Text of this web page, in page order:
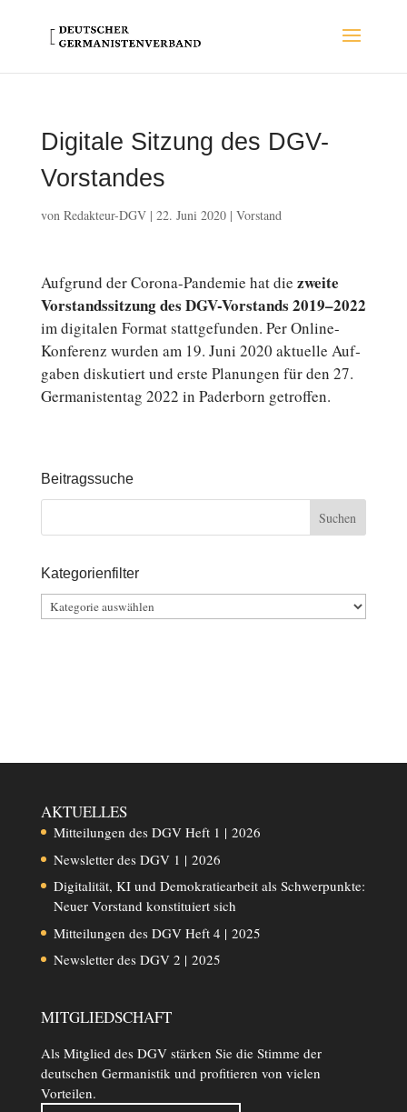
Digitale Sitzung des DGV-
Vorstandes
von Redakteur-DGV| 22. Juni 2020| Vorstand
Auf­grund der Corona-Pandemie hat die zweite
Vor­stands­sit­zung des DGV-Vorstands 2019–2022
im di­gi­ta­len Format statt­ge­fun­den. Per Online-
Konferenz wurden am 19. Juni 2020 ak­tu­el­le Auf­
ga­ben dis­ku­tiert und erste Pla­nun­gen für den 27.
Ger­ma­nis­ten­tag 2022 in Pader­born getroffen.
Beitragssuche
Kategorienfilter
Kategorienfilter
AKTUELLES
Mitteilungen des DGV Heft 1 | 2026
Newsletter des DGV 1 | 2026
Digitalität, KI und Demokratiearbeit als Schwerpunkte:
Neuer Vorstand konstituiert sich
Mitteilungen des DGV Heft 4 | 2025
Newsletter des DGV 2 | 2025
MITGLIEDSCHAFT
Als Mitglied des DGV stärken Sie die Stimme der
deutschen Germanistik und profitieren von vielen
Vorteilen.